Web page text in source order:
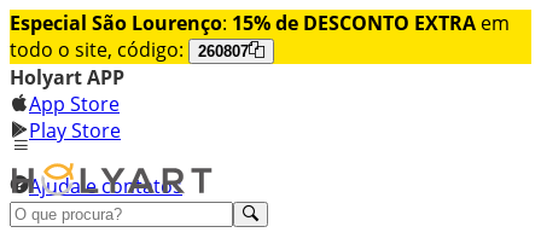
Especial São Lourenço: 15% de DESCONTO EXTRA em
todo o site, código:
260807
Holyart APP
App Store
Play Store
Ajuda e contatos
Conheça premium